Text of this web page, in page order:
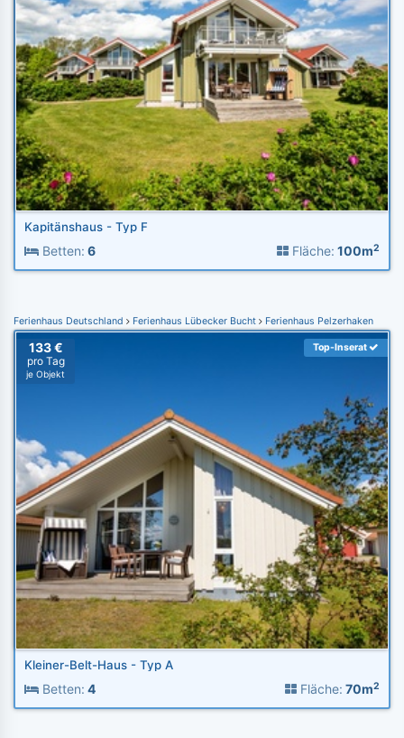
Kapitänshaus - Typ F
Betten: 6 Fläche: 100m2
Ferienhaus Deutschland Ferienhaus Lübecker Bucht Ferienhaus Pelzerhaken
133 €
pro Tag
je Objekt
Top-Inserat
Kleiner-Belt-Haus - Typ A
Betten: 4 Fläche: 70m2